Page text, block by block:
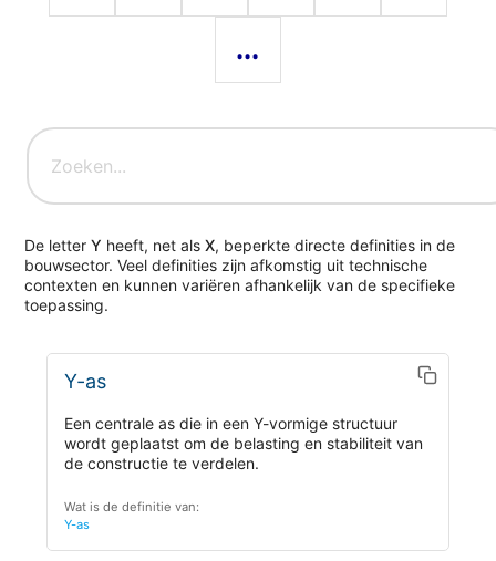
...
De letterY heeft, net alsX, beperkte directe definities in de
bouwsector. Veel definities zijn afkomstig uit technische
contexten en kunnen variëren afhankelijk van de specifieke
toepassing.
Y-as
Een centrale as die in een Y-vormige structuur
wordt geplaatst om de belasting en stabiliteit van
de constructie te verdelen.
Wat is de definitie van:
Y-as